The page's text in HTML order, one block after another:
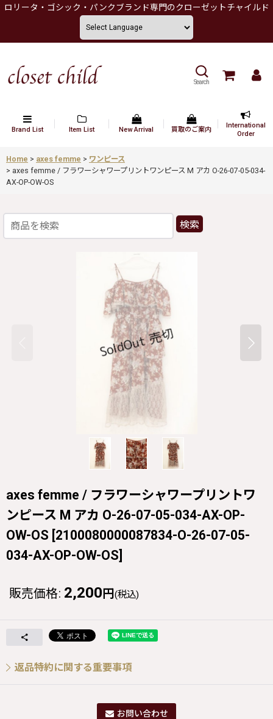
ロリータ・ゴシック・パンクブランド専門のクローゼットチャイルド
Search
Brand List Item List New Arrival 買取のご案内
International
Order
Home > axes femme > ワンピース
> axes femme / フラワーシャワープリントワンピース M アカ O-26-07-05-034-
AX-OP-OW-OS
検索
axes femme / フラワーシャワープリントワ
ンピース M アカ O-26-07-05-034-AX-OP-
OW-OS [2100080000087834-O-26-07-05-
034-AX-OP-OW-OS]
販売価格: 2,200 円 (税込)
返品特約に関する重要事項
お問い合わせ